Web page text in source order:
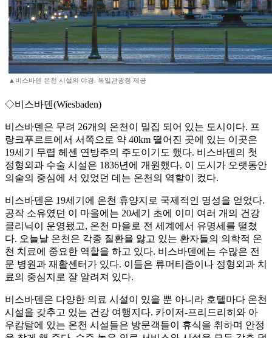
▲비스바덴 온천 시설의 야경. 독일관광청 제공
◇비스바덴(Wiesbaden)
비스바덴은 무려 26개의 온천이 밀집 되어 있는 도시이다. 프
랑크푸르트에서 서쪽으로 약 40km 떨어진 곳에 있는 이곳은
19세기 무렵 헤센 연방주의 주도이기도 했다. 비스바덴의 첫
정형외과 수술 시설은 1836년에 개원했다. 이 도시가 오랫동안
의술의 중심에 서 있었던 데는 온천의 역할이 컸다.
비스바덴은 19세기에 온천 휴양지로 국제적인 명성을 얻었다.
공작 소유였던 이 마을에는 20세기 초에 이미 여러 개의 건강
클리닉이 운영됐고, 온천 마을로 전 세계에서 유명세를 떨쳤
다. 오늘날 온천은 각종 질환을 앓고 있는 환자들의 의학적 온
천 치료에 중요한 역할을 하고 있다. 비스바덴에는 수많은 전
문 병원과 재활센터가 있다. 이들은 류머티즘이나 정형외과 치
료의 중심지로 잘 알려져 있다.
비스바덴은 다양한 의료 시설이 있을 뿐 아니라 호텔마다 온천
시설을 갖추고 있는 건강 여행지다. 카이저-프리드리히와 아
우캄탈에 있는 온천 시설들은 방문객들이 휴식을 취하며 안정